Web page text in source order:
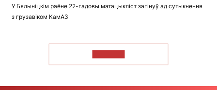
У Бялыніцкім раёне 22-гадовы матацыкліст загінуў ад сутыкнення
з грузавіком КамАЗ